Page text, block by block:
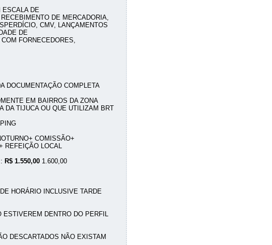
ESCALA DE
DE MERCADORIA,
CMV, LANÇAMENTOS
DE
FORNECEDORES,
DOCUMENTAÇÃO COMPLETA
EM BAIRROS DA ZONA
DA TIJUCA OU QUE UTILIZAM BRT
COMISSÃO+
REFEIÇÃO LOCAL
R$ 1.550,001.600,00
HORÁRIO INCLUSIVE TARDE
ESTIVEREM DENTRO DO PERFIL
DESCARTADOS NÃO EXISTAM